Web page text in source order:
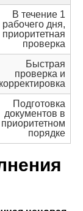
В течение 1
рабочего дня,
приоритетная
проверка
Быстрая
проверка и
корректировка
Подготовка
документов в
приоритетном
порядке